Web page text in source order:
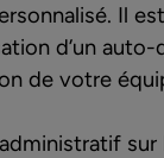
Il
d’un
de votre